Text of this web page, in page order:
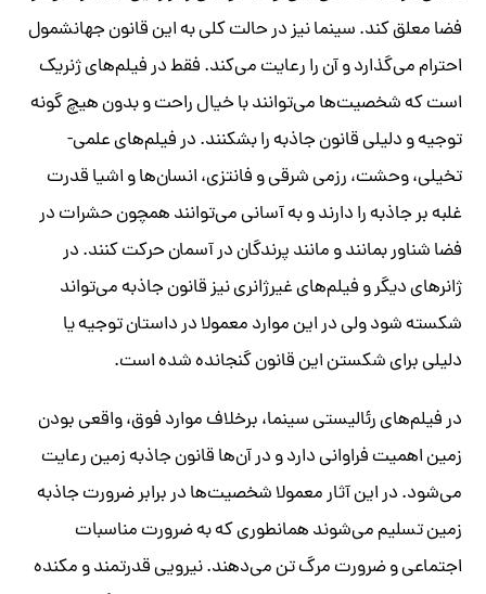
فضا معلق کند. سینما نیز در حالت کلی به این قانون جهانشمول
احترام می‌گذارد و آن را رعایت می‌کند. فقط در فیلم‌های ژنریک
است که شخصیت‌ها می‌توانند با خیال راحت و بدون هیچ گونه
توجیه و دلیلی قانون جاذبه را بشکنند. در فیلم‌های علمی-
تخیلی، وحشت، رزمی شرقی و فانتزی، انسان‌ها و اشیا قدرت
غلبه بر جاذبه را دارند و به آسانی می‌توانند همچون حشرات در
فضا شناور بمانند و مانند پرندگان در آسمان حرکت کنند. در
ژانرهای دیگر و فیلم‌های غیرژانری نیز قانون جاذبه می‌تواند
شکسته شود ولی در این موارد معمولا در داستان توجیه یا
دلیلی برای شکستن این قانون گنجانده شده است.
در فیلم‌های رئالیستی سینما، برخلاف موارد فوق، واقعی بودن
زمین اهمیت فراوانی دارد و در آن‌ها قانون جاذبه زمین رعایت
می‌شود. در این آثار معمولا شخصیت‌ها در برابر ضرورت جاذبه
زمین تسلیم می‌شوند همانطوری که به ضرورت مناسبات
اجتماعی و ضرورت مرگ تن می‌دهند. نیرویی قدرتمند و مکنده